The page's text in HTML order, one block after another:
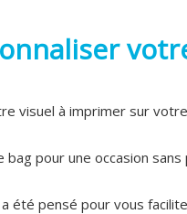
visuel à imprimer sur
pour une occasion
été pensé pour vous